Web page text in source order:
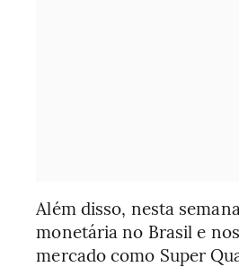
Além disso, nesta
monetária no Brasil e
mercado como Super